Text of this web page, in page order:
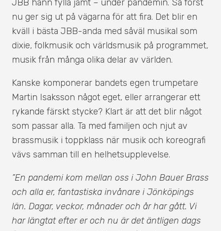
JBB hann fylla jämt – under pandemin. Så först
nu ger sig ut på vägarna för att fira. Det blir en
kväll i bästa JBB-anda med såväl musikal som
dixie, folkmusik och världsmusik på programmet,
musik från många olika delar av världen.
Kanske komponerar bandets egen trumpetare
Martin Isaksson något eget, eller arrangerar ett
rykande färskt stycke? Klart är att det blir något
som passar alla. Ta med familjen och njut av
brassmusik i toppklass när musik och koreografi
vävs samman till en helhetsupplevelse.
”En pandemi kom mellan oss i John Bauer Brass
och alla er, fantastiska invånare i Jönköpings
län. Dagar, veckor, månader och år har gått. Vi
har längtat efter er och nu är det äntligen dags